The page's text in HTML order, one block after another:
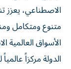
الاصطناعي، يعزز
متنوع ومتكامل
الأسواق العالمية
الدولة مركزاً